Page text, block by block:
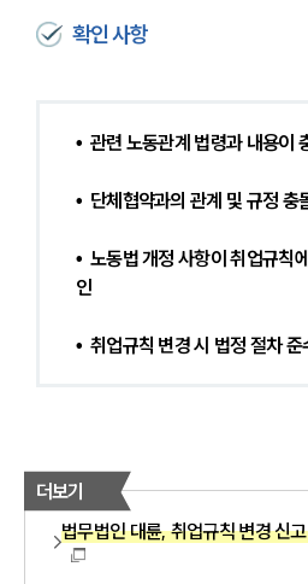
확인 사항
•  관련 노동관계 법령과 내용이
•  단체협약과의 관계 및 규정 충
•  노동법 개정 사항이 취업규칙
인
•  취업규칙 변경 시 법정 절차
더보기
법무법인 대륜, 취업규칙 변경 신